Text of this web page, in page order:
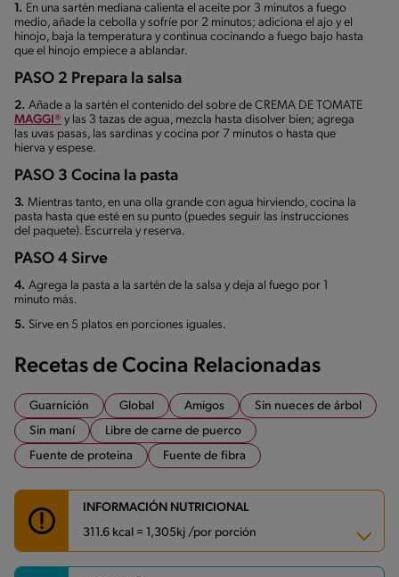
1. En una sartén mediana calienta el aceite por 3 minutos a fuego
medio, añade la cebolla y sofríe por 2 minutos; adiciona el ajo y el
hinojo, baja la temperatura y continua cocinando a fuego bajo hasta
que el hinojo empiece a ablandar.
PASO 2 Prepara la salsa
2. Añade a la sartén el contenido del sobre de CREMA DE TOMATE
MAGGI® y las 3 tazas de agua, mezcla hasta disolver bien; agrega
las uvas pasas, las sardinas y cocina por 7 minutos o hasta que
hierva y espese.
PASO 3 Cocina la pasta
3. Mientras tanto, en una olla grande con agua hirviendo, cocina la
pasta hasta que esté en su punto (puedes seguir las instrucciones
del paquete). Escurrela y reserva.
PASO 4 Sirve
4. Agrega la pasta a la sartén de la salsa y deja al fuego por 1
minuto más.
5. Sirve en 5 platos en porciones iguales.
Recetas de Cocina Relacionadas
Guarnición Global Amigos
Sin nueces de árbol
Sin maní
Libre de carne de puerco
Fuente de proteina
Fuente de fibra
INFORMACIÓN NUTRICIONAL
311.6 kcal = 1,305kj /por porción